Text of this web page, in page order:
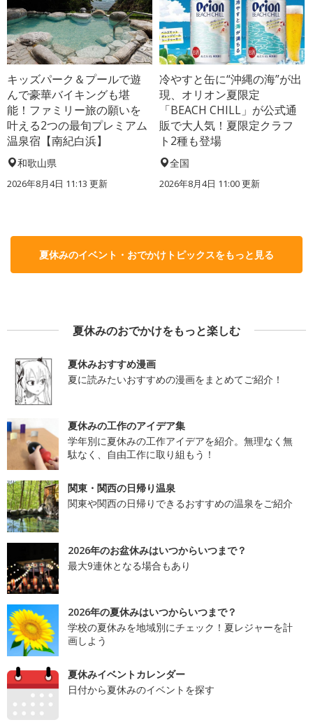
キッズパーク＆プールで遊
んで豪華バイキングも堪
能！ファミリー旅の願いを
叶える2つの最旬プレミアム
温泉宿【南紀白浜】
和歌山県
2026年8月4日 11:13 更新
冷やすと缶に“沖縄の海”が出
現、オリオン夏限定
「BEACH CHILL」が公式通
販で大人気！夏限定クラフ
ト2種も登場
全国
2026年8月4日 11:00更新
夏休みのイベント・おでかけトピックスをもっと見る
夏休みのおでかけをもっと楽しむ
夏休みおすすめ漫画
夏に読みたいおすすめの漫画をまとめてご紹介！
夏休みの工作のアイデア集
学年別に夏休みの工作アイデアを紹介。無理なく無
駄なく、自由工作に取り組もう！
関東・関西の日帰り温泉
関東や関西の日帰りできるおすすめの温泉をご紹介
2026年のお盆休みはいつからいつまで？
最大9連休となる場合もあり
2026年の夏休みはいつからいつまで？
学校の夏休みを地域別にチェック！夏レジャーを計
画しよう
夏休みイベントカレンダー
日付から夏休みのイベントを探す